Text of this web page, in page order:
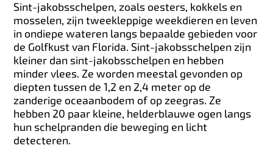
Sint-jakobsschelpen, zoals oesters, kokkels en
mosselen, zijn tweekleppige weekdieren en leven
in ondiepe wateren langs bepaalde gebieden voor
de Golfkust van Florida. Sint-jakobsschelpen zijn
kleiner dan sint-jakobsschelpen en hebben
minder vlees. Ze worden meestal gevonden op
diepten tussen de 1,2 en 2,4 meter op de
zanderige oceaanbodem of op zeegras. Ze
hebben 20 paar kleine, helderblauwe ogen langs
hun schelpranden die beweging en licht
detecteren.